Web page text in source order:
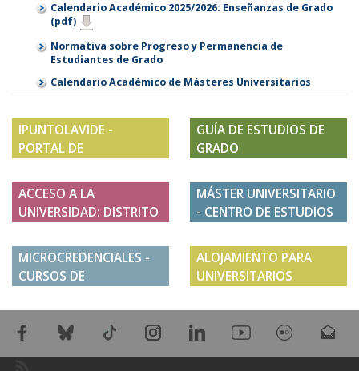
Calendario Académico 2025/2026: Enseñanzas de Grado
(pdf)
Normativa sobre Progreso y Permanencia de
Estudiantes de Grado
Calendario Académico de Másteres Universitarios
IPUNTOLAVIDE -
PORTAL DE
GUÍA DE ESTUDIOS DE
GRADO
ACCESO A LA
UNIVERSIDAD: DISTRITO
MÁSTER UNIVERSITARIO
- CENTRO DE ESTUDIOS
MICROCREDENCIALES -
CURSOS DE
PROFESIONAL
ALOJAMIENTO PARA
UNIVERSITARIOS